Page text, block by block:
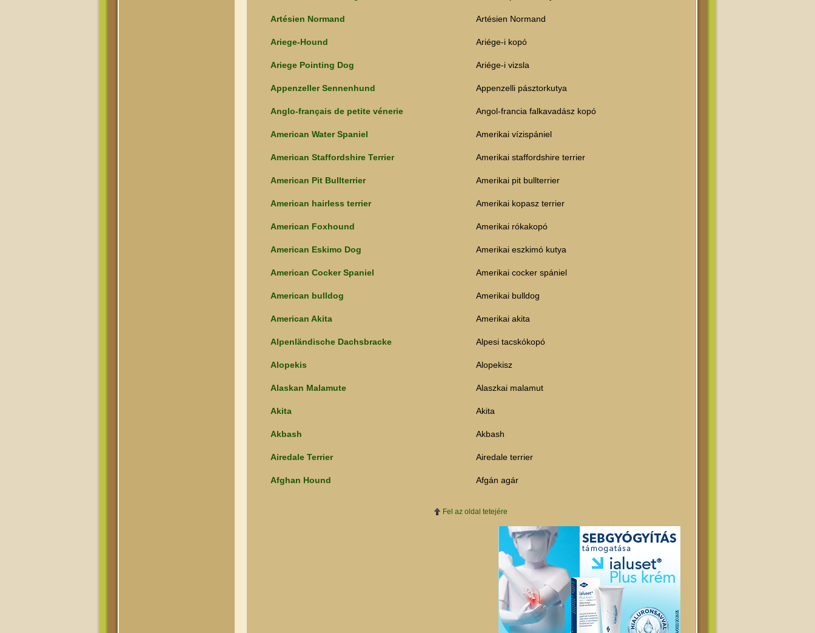
Artésien Normand Artésien Normand
Ariege-Hound Ariége-i kopó
Ariege Pointing Dog Ariége-i vizsla
Appenzeller Sennenhund Appenzelli pásztorkutya
Anglo-français de petite vénerie Angol-francia falkavadász kopó
American Water Spaniel Amerikai vízispániel
American Staffordshire Terrier Amerikai staffordshire terrier
American Pit Bullterrier Amerikai pit bullterrier
American hairless terrier Amerikai kopasz terrier
American Foxhound Amerikai rókakopó
American Eskimo Dog Amerikai eszkimó kutya
American Cocker Spaniel Amerikai cocker spániel
American bulldog Amerikai bulldog
American Akita Amerikai akita
Alpenländische Dachsbracke Alpesi tacskókopó
Alopekis Alopekisz
Alaskan Malamute Alaszkai malamut
Akita Akita
Akbash Akbash
Airedale Terrier Airedale terrier
Afghan Hound Afgán agár
Fel az oldal tetejére